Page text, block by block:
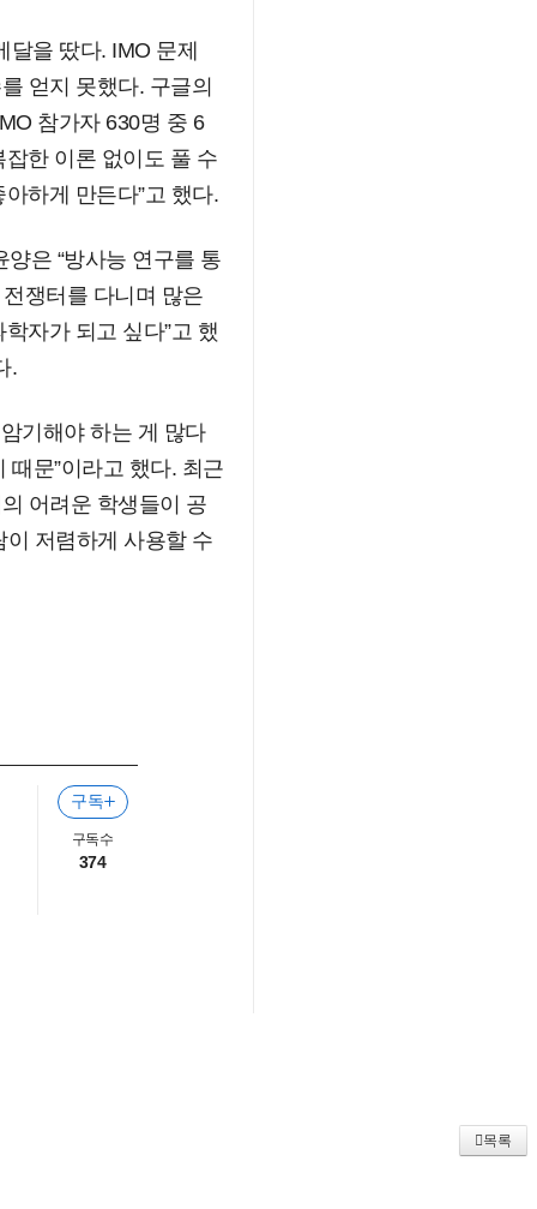
을 땄다. IMO 문제
얻지 못했다. 구글의
참가자 630명 중 6
한 이론 없이도 풀 수
하게 만든다”고 했다.
은 “방사능 연구를 통
쟁터를 다니며 많은
자가 되고 싶다”고 했
.
기해야 하는 게 많다
때문”이라고 했다. 최근
어려운 학생들이 공
저렴하게 사용할 수
구독
구독수
374
목록